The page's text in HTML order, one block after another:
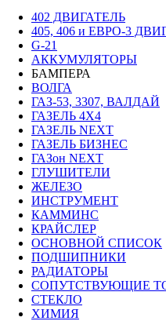
402 ДВИГАТЕЛЬ
405, 406 и ЕВРО-3
G-21
АККУМУЛЯТОРЫ
БАМПЕРА
ВОЛГА
ГАЗ-53, 3307, ВАЛДАЙ
ГАЗЕЛЬ 4Х4
ГАЗЕЛЬ NEXT
ГАЗЕЛЬ БИЗНЕС
ГАЗон NEXT
ГЛУШИТЕЛИ
ЖЕЛЕЗО
ИНСТРУМЕНТ
КАММИНС
КРАЙСЛЕР
ОСНОВНОЙ СПИСОК
ПОДШИПНИКИ
РАДИАТОРЫ
СОПУТСТВУЮЩИЕ
СТЕКЛО
ХИМИЯ